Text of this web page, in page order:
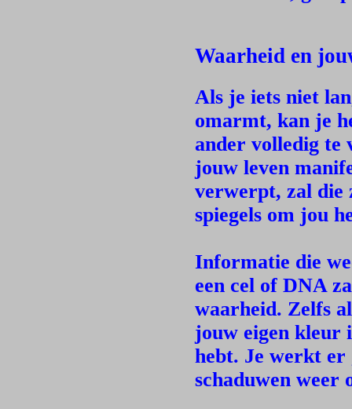
Waarheid en
Als je iets niet
omarmt, kan je
ander volledig te
jouw leven
verwerpt, zal die
spiegels om jou
Informatie die
een cel of DNA
waarheid. Zelfs
jouw eigen kleur
hebt. Je werkt er
schaduwen weer